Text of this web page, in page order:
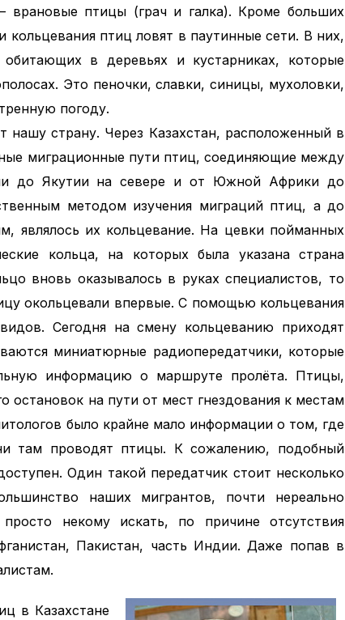
врановые птицы (грач и галка). Кроме больших
птиц ловят в паутинные сети. В них,
в деревьях и кустарниках, которые
Это пеночки, славки, синицы, мухоловки,
погоду.
страну. Через Казахстан, расположенный в
миграционные пути птиц, соединяющие между
до Якутии на севере и от Южной Африки до
методом изучения миграций птиц, а до
являлось их кольцевание. На цевки пойманных
кольца, на которых была указана страна
вновь оказывалось в руках специалистов, то
окольцевали впервые. С помощью кольцевания
Сегодня на смену кольцеванию приходят
миниатюрные радиопередатчики, которые
информацию о маршруте пролёта. Птицы,
на пути от мест гнездования к местам
было крайне мало информации о том, где
там проводят птицы. К сожалению, подобный
Один такой передатчик стоит несколько
наших мигрантов, почти нереально
некому искать, по причине отсутствия
Пакистан, часть Индии. Даже попав в
в Казахстане